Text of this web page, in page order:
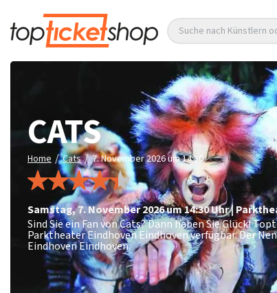
Suche nach Künstlern
CATS
Home / Cats / 7. November 2026 um 14:30
Samstag,7. November 2026 um 14:30Uhr|
Sind Sie ein Fan von Cats? Dann haben Sie Glück!
Parktheater Eindhoven Eindhoven verfügbar. Der
Eindhoven Eindhoven.